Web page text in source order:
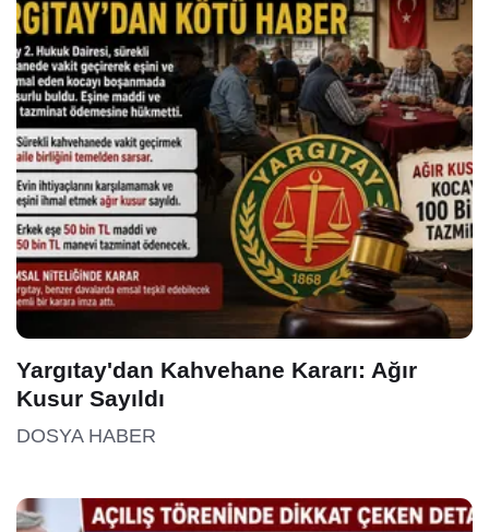
Yargıtay'dan Kahvehane Kararı: Ağır
Kusur Sayıldı
DOSYA HABER